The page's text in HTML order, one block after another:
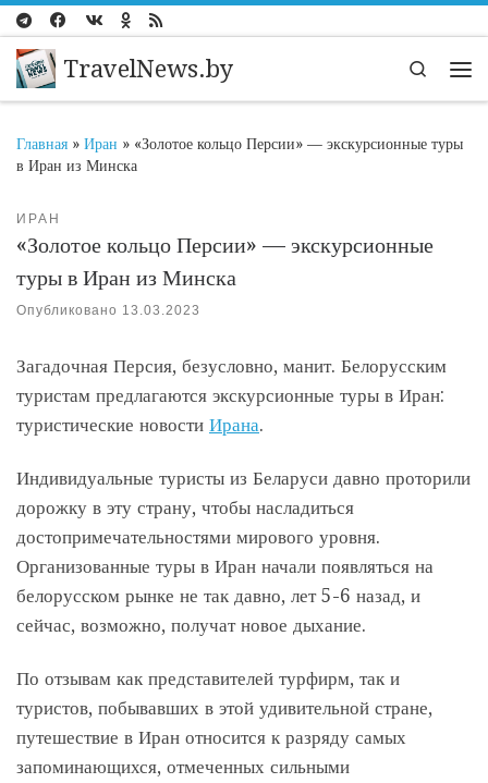
Перейти к содержимому
TravelNews.by
Search
Главная » Иран » «Золотое кольцо Персии» — экскурсионные туры
в Иран из Минска
ИРАН
«Золотое кольцо Персии» — экскурсионные
туры в Иран из Минска
Опубликовано 13.03.2023
Загадочная Персия, безусловно, манит. Белорусским
туристам предлагаются экскурсионные туры в Иран:
туристические новости Ирана.
Индивидуальные туристы из Беларуси давно проторили
дорожку в эту страну, чтобы насладиться
достопримечательностями мирового уровня.
Организованные туры в Иран начали появляться на
белорусском рынке не так давно, лет 5-6 назад, и
сейчас, возможно, получат новое дыхание.
По отзывам как представителей турфирм, так и
туристов, побывавших в этой удивительной стране,
путешествие в Иран относится к разряду самых
запоминающихся, отмеченных сильными